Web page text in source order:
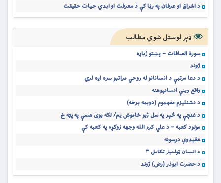
د اشراق او عرفان په رڼا کې د معرفت او ابدي حیات حقیقت
ډېر لوستل شوي مطالب
سورة الصافات – پښتو ژباړه
ژوند
د دعا مرتبې د انسانانو له روحي مراتبو سره اړه لري
واقع وینې انسانپوهنه
د نشنلیزم مفهموم (دویمه برخه)
د غنچې په څېر په سل ژبو خاموش یم/ لکه بوی هسې په پټه خ
مولود کعبه – د علي کرم الله وجهه زوکړه په کعبه کې
عقیدوي درسونه
د انسان ټولنیز تکامل ۳
د حضرت ابوذر (رض) ژوند